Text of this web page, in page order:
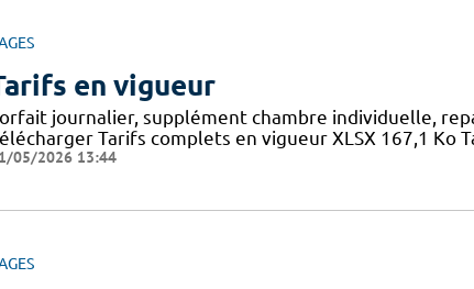
en vigueur
journalier, supplément chambre individuelle,
Tarifs complets en vigueur XLSX 167,1 Ko
05/2026 13:44